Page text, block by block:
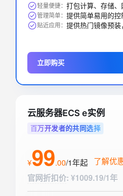
轻量便捷： 打包计算、存储
管理简单： 提供简单易用的
贴近应用：
立即购买
云服务器ECS e实例
百万开发者的共同选择
¥99.00/1年起 了解优
官网折扣价: ¥1009.19/1年